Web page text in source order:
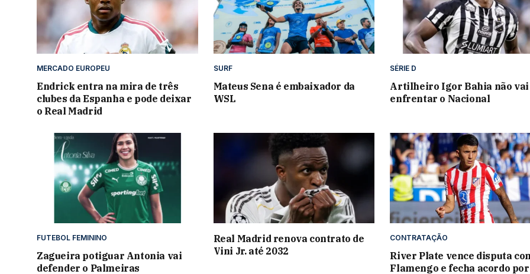
MERCADO EUROPEU
Endrick entra na mira de três
clubes da Espanha e pode deixar
o Real Madrid
SURF
Mateus Sena é embaixador da
WSL
SÉRIE D
Artilheiro Igor Bahia não vai
enfrentar o Nacional
FUTEBOL FEMININO
Zagueira potiguar Antonia vai
defender o Palmeiras
Real Madrid renova contrato de
Vini Jr. até 2032
CONTRATAÇÃO
River Plate vence disputa
Flamengo e fecha acordo por